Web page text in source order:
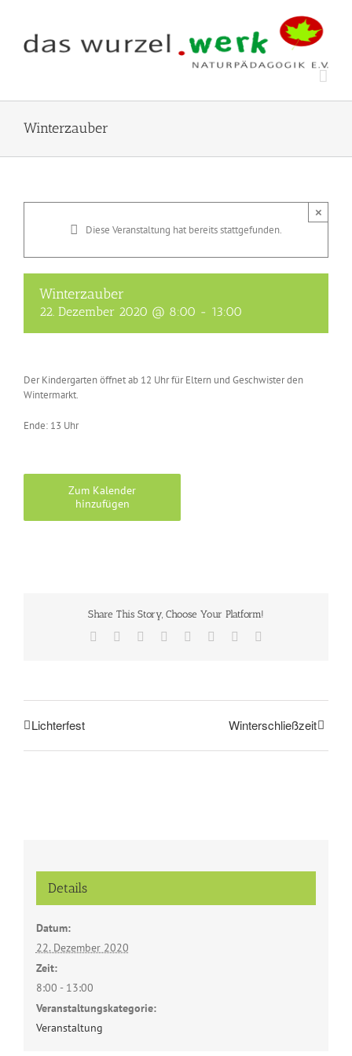
springen
Winterzauber
Diese Veranstaltung hat bereits stattgefunden.
×
Winterzauber
22. Dezember 2020 @ 8:00 - 13:00
Der Kindergarten öffnet ab 12 Uhr für Eltern und Geschwister den
Wintermarkt.
Ende: 13 Uhr
Zum Kalender
hinzufügen
Share This Story, Choose Your Platform!
Facebook Reddit LinkedIn
TumblrPinterest
Lichterfest Winterschließzeit
Details
Datum:
22. Dezember 2020
Zeit:
8:00 - 13:00
Veranstaltungskategorie:
Veranstaltung